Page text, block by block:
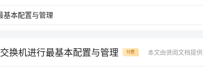
交换机进行最基本配置与管理 付费 本文由贤阅文档提供